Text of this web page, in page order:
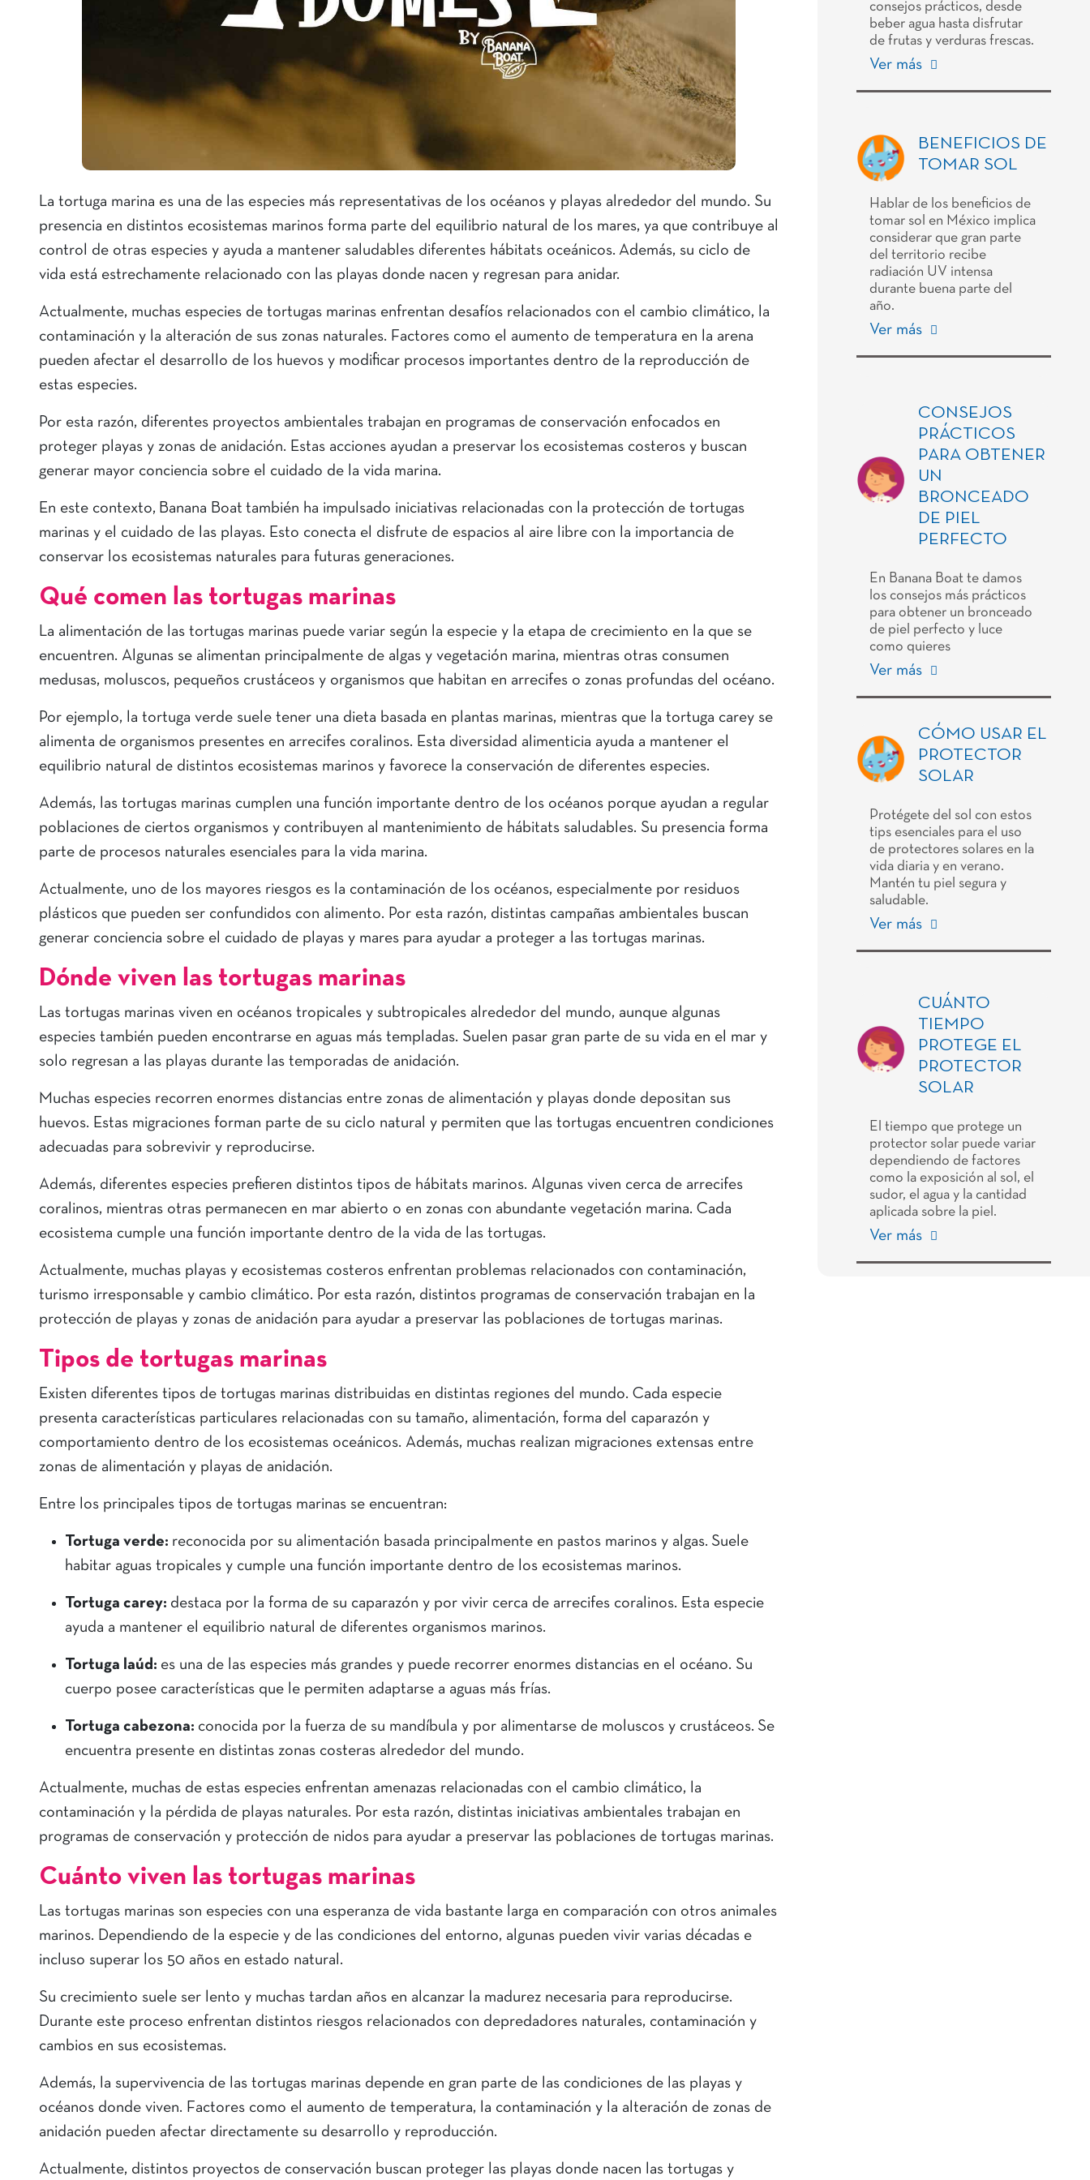
La tortuga marina es una de las especies más representativas de los océanos y playas alrededor del mundo. Su
presencia en distintos ecosistemas marinos forma parte del equilibrio natural de los mares, ya que contribuye al
control de otras especies y ayuda a mantener saludables diferentes hábitats oceánicos. Además, su ciclo de
vida está estrechamente relacionado con las playas donde nacen y regresan para anidar.
Actualmente, muchas especies de tortugas marinas enfrentan desafíos relacionados con el cambio climático, la
contaminación y la alteración de sus zonas naturales. Factores como el aumento de temperatura en la arena
pueden afectar el desarrollo de los huevos y modificar procesos importantes dentro de la reproducción de
estas especies.
Por esta razón, diferentes proyectos ambientales trabajan en programas de conservación enfocados en
proteger playas y zonas de anidación. Estas acciones ayudan a preservar los ecosistemas costeros y buscan
generar mayor conciencia sobre el cuidado de la vida marina.
En este contexto, Banana Boat también ha impulsado iniciativas relacionadas con la protección de tortugas
marinas y el cuidado de las playas. Esto conecta el disfrute de espacios al aire libre con la importancia de
conservar los ecosistemas naturales para futuras generaciones.
Qué comen las tortugas marinas
La alimentación de las tortugas marinas puede variar según la especie y la etapa de crecimiento en la que se
encuentren. Algunas se alimentan principalmente de algas y vegetación marina, mientras otras consumen
medusas, moluscos, pequeños crustáceos y organismos que habitan en arrecifes o zonas profundas del océano.
Por ejemplo, la tortuga verde suele tener una dieta basada en plantas marinas, mientras que la tortuga carey se
alimenta de organismos presentes en arrecifes coralinos. Esta diversidad alimenticia ayuda a mantener el
equilibrio natural de distintos ecosistemas marinos y favorece la conservación de diferentes especies.
Además, las tortugas marinas cumplen una función importante dentro de los océanos porque ayudan a regular
poblaciones de ciertos organismos y contribuyen al mantenimiento de hábitats saludables. Su presencia forma
parte de procesos naturales esenciales para la vida marina.
Actualmente, uno de los mayores riesgos es la contaminación de los océanos, especialmente por residuos
plásticos que pueden ser confundidos con alimento. Por esta razón, distintas campañas ambientales buscan
generar conciencia sobre el cuidado de playas y mares para ayudar a proteger a las tortugas marinas.
Dónde viven las tortugas marinas
Las tortugas marinas viven en océanos tropicales y subtropicales alrededor del mundo, aunque algunas
especies también pueden encontrarse en aguas más templadas. Suelen pasar gran parte de su vida en el mar y
solo regresan a las playas durante las temporadas de anidación.
Muchas especies recorren enormes distancias entre zonas de alimentación y playas donde depositan sus
huevos. Estas migraciones forman parte de su ciclo natural y permiten que las tortugas encuentren condiciones
adecuadas para sobrevivir y reproducirse.
Además, diferentes especies prefieren distintos tipos de hábitats marinos. Algunas viven cerca de arrecifes
coralinos, mientras otras permanecen en mar abierto o en zonas con abundante vegetación marina. Cada
ecosistema cumple una función importante dentro de la vida de las tortugas.
Actualmente, muchas playas y ecosistemas costeros enfrentan problemas relacionados con contaminación,
turismo irresponsable y cambio climático. Por esta razón, distintos programas de conservación trabajan en la
protección de playas y zonas de anidación para ayudar a preservar las poblaciones de tortugas marinas.
Tipos de tortugas marinas
Existen diferentes tipos de tortugas marinas distribuidas en distintas regiones del mundo. Cada especie
presenta características particulares relacionadas con su tamaño, alimentación, forma del caparazón y
comportamiento dentro de los ecosistemas oceánicos. Además, muchas realizan migraciones extensas entre
zonas de alimentación y playas de anidación.
Entre los principales tipos de tortugas marinas se encuentran:
Tortuga verde: reconocida por su alimentación basada principalmente en pastos marinos y algas. Suele
habitar aguas tropicales y cumple una función importante dentro de los ecosistemas marinos.
Tortuga carey: destaca por la forma de su caparazón y por vivir cerca de arrecifes coralinos. Esta especie
ayuda a mantener el equilibrio natural de diferentes organismos marinos.
Tortuga laúd: es una de las especies más grandes y puede recorrer enormes distancias en el océano. Su
cuerpo posee características que le permiten adaptarse a aguas más frías.
Tortuga cabezona: conocida por la fuerza de su mandíbula y por alimentarse de moluscos y crustáceos. Se
encuentra presente en distintas zonas costeras alrededor del mundo.
Actualmente, muchas de estas especies enfrentan amenazas relacionadas con el cambio climático, la
contaminación y la pérdida de playas naturales. Por esta razón, distintas iniciativas ambientales trabajan en
programas de conservación y protección de nidos para ayudar a preservar las poblaciones de tortugas marinas.
Cuánto viven las tortugas marinas
Las tortugas marinas son especies con una esperanza de vida bastante larga en comparación con otros animales
marinos. Dependiendo de la especie y de las condiciones del entorno, algunas pueden vivir varias décadas e
incluso superar los 50 años en estado natural.
Su crecimiento suele ser lento y muchas tardan años en alcanzar la madurez necesaria para reproducirse.
Durante este proceso enfrentan distintos riesgos relacionados con depredadores naturales, contaminación y
cambios en sus ecosistemas.
Además, la supervivencia de las tortugas marinas depende en gran parte de las condiciones de las playas y
océanos donde viven. Factores como el aumento de temperatura, la contaminación y la alteración de zonas de
anidación pueden afectar directamente su desarrollo y reproducción.
Actualmente, distintos proyectos de conservación buscan proteger las playas donde nacen las tortugas y
consejos prácticos, desde
beber agua hasta disfrutar
de frutas y verduras frescas.
Ver más
BENEFICIOS DE
TOMAR SOL
Hablar de los beneficios de
tomar sol en México implica
considerar que gran parte
del territorio recibe
radiación UV intensa
durante buena parte del
año.
Ver más
CONSEJOS
PRÁCTICOS
PARA OBTENER
UN
BRONCEADO
DE PIEL
PERFECTO
En Banana Boat te damos
los consejos más prácticos
para obtener un bronceado
de piel perfecto y luce
como quieres
Ver más
CÓMO USAR EL
PROTECTOR
SOLAR
Protégete del sol con estos
tips esenciales para el uso
de protectores solares en la
vida diaria y en verano.
Mantén tu piel segura y
saludable.
Ver más
CUÁNTO
TIEMPO
PROTEGE EL
PROTECTOR
SOLAR
El tiempo que protege un
protector solar puede variar
dependiendo de factores
como la exposición al sol, el
sudor, el agua y la cantidad
aplicada sobre la piel.
Ver más